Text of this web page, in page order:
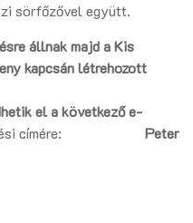
sörfőzővel együtt.
állnak majd a Kis
kapcsán létrehozott
el a következő e-
címére: Peter